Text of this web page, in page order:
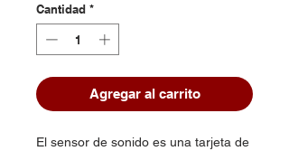
Cantidad *
Agregar al carrito
El sensor de sonido es una tarjeta de